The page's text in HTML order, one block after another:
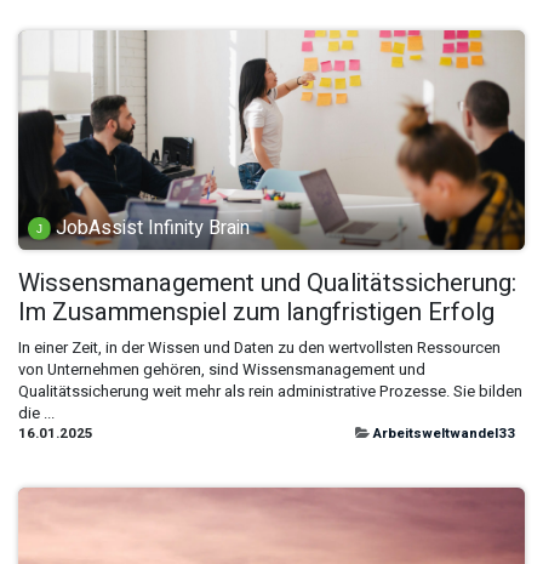
JobAssist Infinity Brain
Wissensmanagement und Qualitätssicherung:
Im Zusammenspiel zum langfristigen Erfolg
In einer Zeit, in der Wissen und Daten zu den wertvollsten Ressourcen
von Unternehmen gehören, sind Wissensmanagement und
Qualitätssicherung weit mehr als rein administrative Prozesse. Sie bilden
die ...
16.01.2025 Arbeitsweltwandel33